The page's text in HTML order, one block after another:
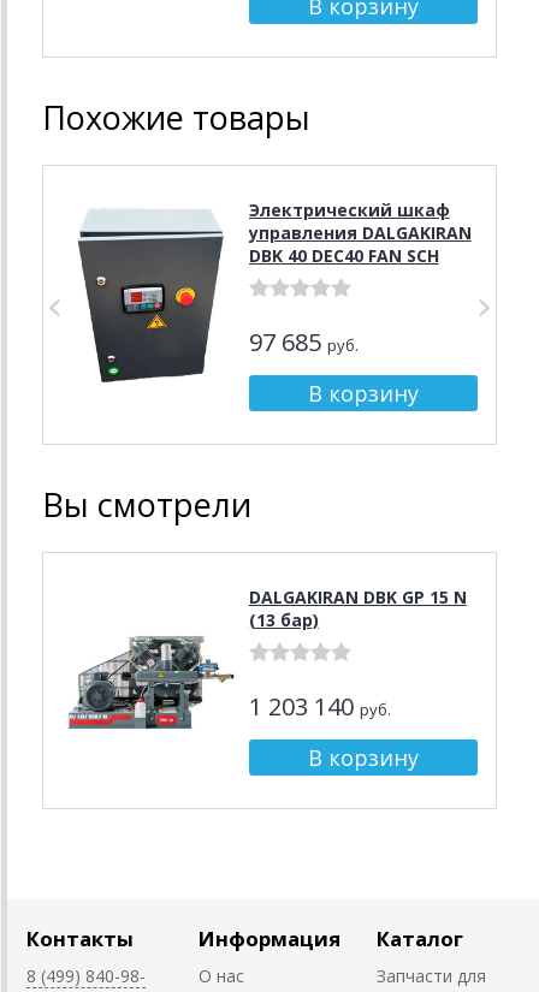
Похожие товары
Электрический шкаф
управления DALGAKIRAN
DBK 40 DEC40 FAN SCH
97 685 руб.
Вы смотрели
DALGAKIRAN DBK GP 15 N
(13 бар)
1 203 140 руб.
Контакты
8 (499) 840-98-
Информация
О нас
Каталог
Запчасти для